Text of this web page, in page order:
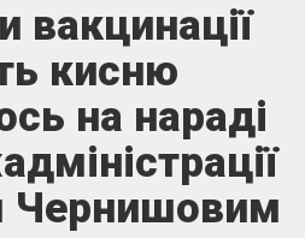
вакцинації
кисню
на нараді
Чернишовим